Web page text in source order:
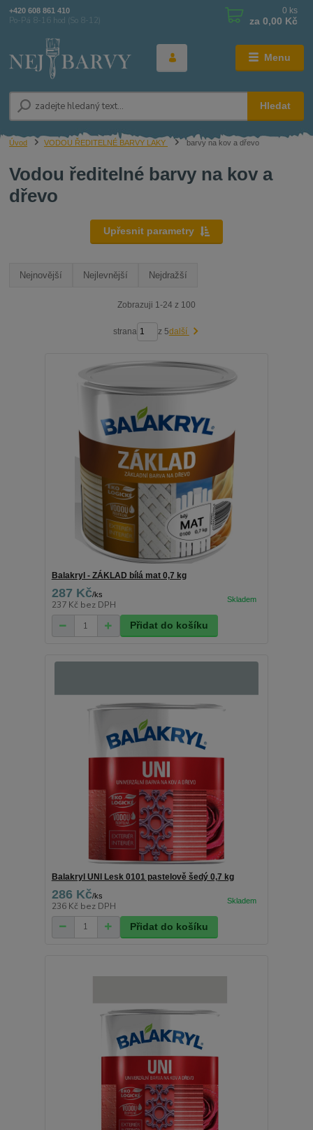
Menu
Hledat
+420 608 861 410
Po-Pá 8-16 hod (So 8-12)
0 ks
za 0,00 Kč
Úvod VODOU ŘEDITELNÉ BARVY LAKY barvy na kov a dřevo
Vodou ředitelné barvy na kov a
dřevo
Upřesnit parametry
Nejnovější Nejlevnější Nejdražší
Zobrazuji 1-24 z 100
strana z 5další
Balakryl - ZÁKLAD bílá mat 0,7 kg
287 Kč/ks
237 Kč bez DPH
Přidat do košíku
Balakryl UNI Lesk 0101 pastelově šedý 0,7 kg
286 Kč/ks
236 Kč bez DPH
Přidat do košíku